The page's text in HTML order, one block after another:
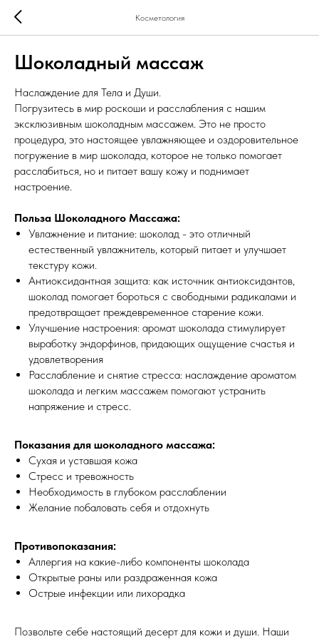
Косметология
Шоколадный массаж
Наслаждение для Тела и Души.
Погрузитесь в мир роскоши и расслабления с нашим
эксклюзивным шоколадным массажем. Это не просто
процедура, это настоящее увлажняющее и оздоровительное
погружение в мир шоколада, которое не только помогает
расслабиться, но и питает вашу кожу и поднимает
настроение.
Польза Шоколадного Массажа:
Увлажнение и питание: шоколад - это отличный
естественный увлажнитель, который питает и улучшает
текстуру кожи.
Антиоксидантная защита: как источник антиоксидантов,
шоколад помогает бороться с свободными радикалами и
предотвращает преждевременное старение кожи.
Улучшение настроения: аромат шоколада стимулирует
выработку эндорфинов, придающих ощущение счастья и
удовлетворения
Расслабление и снятие стресса: наслаждение ароматом
шоколада и легким массажем помогают устранить
напряжение и стресс.
Показания для шоколадного массажа:
Сухая и уставшая кожа
Стресс и тревожность
Необходимость в глубоком расслаблении
Желание побаловать себя и отдохнуть
Противопоказания:
Аллергия на какие-либо компоненты шоколада
Открытые раны или раздраженная кожа
Острые инфекции или лихорадка
Позвольте себе настоящий десерт для кожи и души. Наши